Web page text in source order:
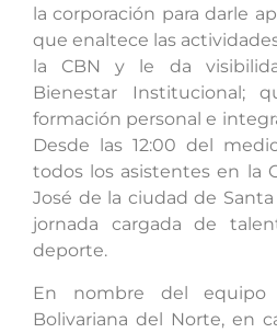
la corporación para darle
que enaltece las
la CBN y le da
Bienestar Institucional;
formación personal e
Desde las 12:00 del
todos los asistentes en la
José de la ciudad de
jornada cargada de
deporte.
En nombre del equipo
Bolivariana del Norte, en